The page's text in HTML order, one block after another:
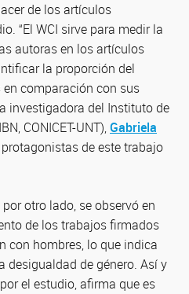
de los artículos
“El WCI sirve para medir la
autoras en los artículos
la proporción del
comparación con sus
investigadora del Instituto de
CONICET-UNT),Gabriela
de este trabajo
otro lado, se observó en
de los trabajos firmados
con hombres, lo que indica
desigualdad de género. Así y
el estudio, afirma que es